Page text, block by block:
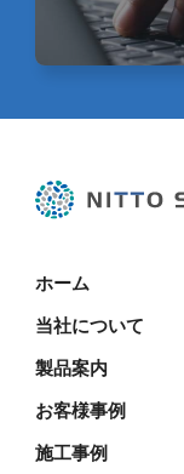
ホーム
当社について
製品案内
お客様事例
施工事例